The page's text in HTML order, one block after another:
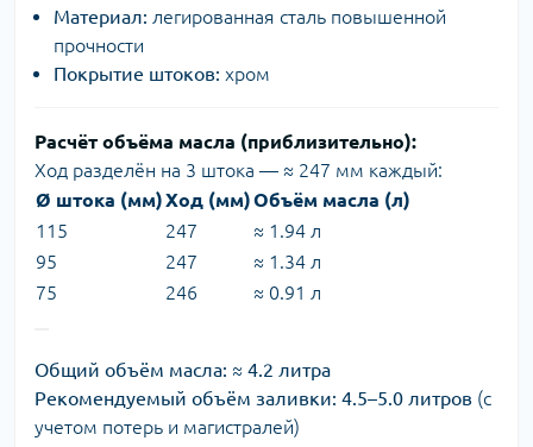
Материал: легированная сталь повышенной
прочности
Покрытие штоков: хром
Расчёт объёма масла (приблизительно):
Ход разделён на 3 штока — ≈ 247 мм каждый:
Ø штока (мм)Ход (мм)Объём масла (л)
115
247
≈ 1.94 л
95
247
≈ 1.34 л
75
246 ≈ 0.91 л
Общий объём масла: ≈ 4.2 литра
Рекомендуемый объём заливки: 4.5–5.0 литров (с
учетом потерь и магистралей)